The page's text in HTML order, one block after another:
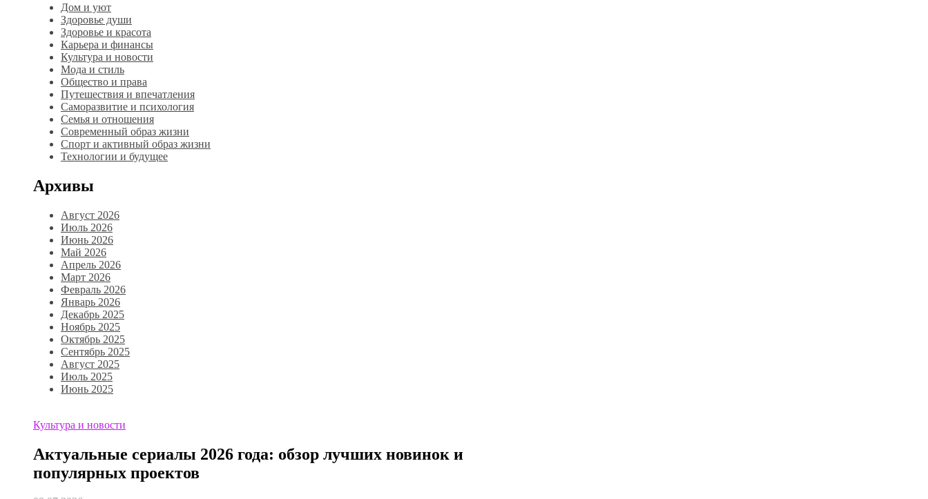
Дом и уют
Здоровье души
Здоровье и красота
Карьера и финансы
Культура и новости
Мода и стиль
Общество и права
Путешествия и впечатления
Саморазвитие и психология
Семья и отношения
Современный образ жизни
Спорт и активный образ жизни
Технологии и будущее
Архивы
Август 2026
Июль 2026
Июнь 2026
Май 2026
Апрель 2026
Март 2026
Февраль 2026
Январь 2026
Декабрь 2025
Ноябрь 2025
Октябрь 2025
Сентябрь 2025
Август 2025
Июль 2025
Июнь 2025
Культура и новости
Актуальные сериалы 2026 года: обзор лучших новинок и
популярных проектов